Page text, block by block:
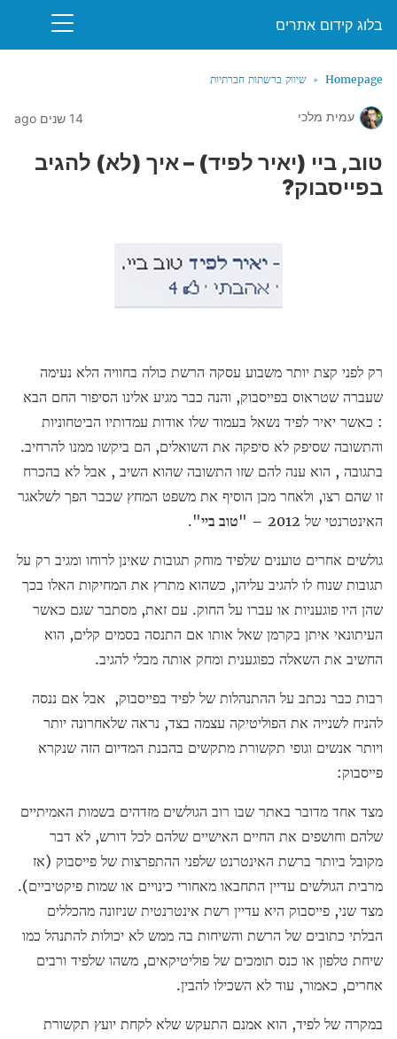
בלוג קידום אתרים
Homepage שיווק ברשתות חברתיות
עמית מלכי 14 שנים ago
טוב, ביי (יאיר לפיד) – איך (לא) להגיב
בפייסבוק?
רק לפני קצת יותר משבוע עסקה הרשת כולה בחוויה הלא נעימה
שעברה שטראוס בפייסבוק, והנה כבר מגיע אלינו הסיפור החם הבא
: כאשר יאיר לפיד נשאל בעמוד שלו אודות עמדותיו הביטחוניות
והתשובה שסיפק לא סיפקה את השואלים, הם ביקשו ממנו להרחיב.
בתגובה , הוא ענה להם שזו התשובה שהוא השיב , אבל לא בהכרח
זו שהם רצו, ולאחר מכן הוסיף את משפט המחץ שכבר הפך לשלאגר
האינטרנטי של 2012 – "
טוב ביי".
גולשים אחרים טוענים שלפיד מוחק תגובות שאינן לרוחו ומגיב רק על
תגובות שנוח לו להגיב עליהן, כשהוא מתרץ את המחיקות האלו בכך
שהן היו פוגעניות או עברו על החוק. עם זאת, מסתבר שגם כאשר
העיתונאי איתן בקרמן שאל אותו אם התנסה בסמים קלים, הוא
החשיב את השאלה כפוגענית ומחק אותה מבלי להגיב.
רבות כבר נכתב על ההתנהלות של לפיד בפייסבוק, אבל אם ננסה
להניח לשנייה את הפוליטיקה עצמה בצד, נראה שלאחרונה יותר
ויותר אנשים וגופי תקשורת מתקשים בהבנת המדיום הזה שנקרא
פייסבוק:
מצד אחד מדובר באתר שבו רוב הגולשים מזדהים בשמות האמיתיים
שלהם וחושפים את החיים האישיים שלהם לכל דורש, לא דבר
מקובל ביותר ברשת האינטרנט שלפני ההתפרצות של פייסבוק (אז
מרבית הגולשים עדיין התחבאו מאחורי כינויים או שמות פיקטיביים).
מצד שני, פייסבוק היא עדיין רשת אינטרנטית שניזונה מהכללים
הבלתי כתובים של הרשת והשיחות בה ממש לא יכולות להתנהל כמו
שיחת טלפון או כנס תומכים של פוליטיקאים, משהו שלפיד ורבים
אחרים, כאמור, עוד לא השכילו להבין.
במקרה של לפיד, הוא אמנם התעקש שלא לקחת יועץ תקשורת